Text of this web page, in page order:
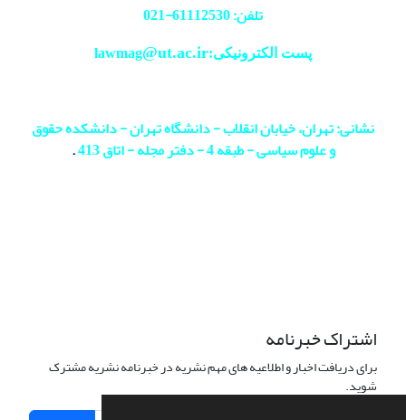
تلفن: 61112530-
021
پست الکترونیکی:lawmag@ut.ac.ir
نشانی: تهران، خیابان انقلاب - دانشگاه تهران - دانشکده حقوق
و علوم سیاسی - طبقه 4 - دفتر مجله - اتاق 413
.
اشتراک خبرنامه
برای دریافت اخبار و اطلاعیه های مهم نشریه در خبرنامه نشریه مشترک
شوید.